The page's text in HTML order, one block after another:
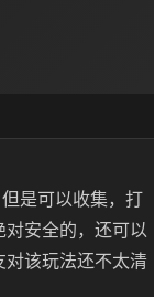
是可以收集，打
安全的，还可以
该玩法还不太清